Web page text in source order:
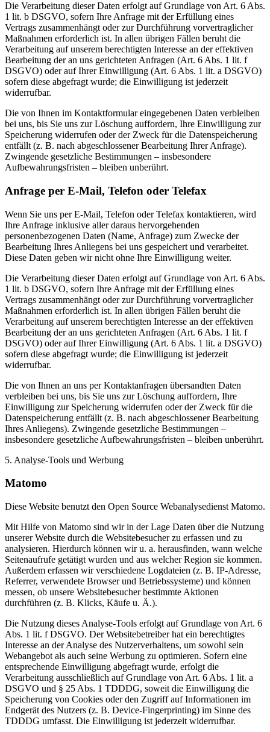
Die Verarbeitung dieser Daten erfolgt auf Grundlage von Art. 6 Abs.
1 lit. b DSGVO, sofern Ihre Anfrage mit der Erfüllung eines
Vertrags zusammenhängt oder zur Durchführung vorvertraglicher
Maßnahmen erforderlich ist. In allen übrigen Fällen beruht die
Verarbeitung auf unserem berechtigten Interesse an der effektiven
Bearbeitung der an uns gerichteten Anfragen (Art. 6 Abs. 1 lit. f
DSGVO) oder auf Ihrer Einwilligung (Art. 6 Abs. 1 lit. a DSGVO)
sofern diese abgefragt wurde; die Einwilligung ist jederzeit
widerrufbar.
Die von Ihnen im Kontaktformular eingegebenen Daten verbleiben
bei uns, bis Sie uns zur Löschung auffordern, Ihre Einwilligung zur
Speicherung widerrufen oder der Zweck für die Datenspeicherung
entfällt (z. B. nach abgeschlossener Bearbeitung Ihrer Anfrage).
Zwingende gesetzliche Bestimmungen – insbesondere
Aufbewahrungsfristen – bleiben unberührt.
Anfrage per E-Mail, Telefon oder Telefax
Wenn Sie uns per E-Mail, Telefon oder Telefax kontaktieren, wird
Ihre Anfrage inklusive aller daraus hervorgehenden
personenbezogenen Daten (Name, Anfrage) zum Zwecke der
Bearbeitung Ihres Anliegens bei uns gespeichert und verarbeitet.
Diese Daten geben wir nicht ohne Ihre Einwilligung weiter.
Die Verarbeitung dieser Daten erfolgt auf Grundlage von Art. 6 Abs.
1 lit. b DSGVO, sofern Ihre Anfrage mit der Erfüllung eines
Vertrags zusammenhängt oder zur Durchführung vorvertraglicher
Maßnahmen erforderlich ist. In allen übrigen Fällen beruht die
Verarbeitung auf unserem berechtigten Interesse an der effektiven
Bearbeitung der an uns gerichteten Anfragen (Art. 6 Abs. 1 lit. f
DSGVO) oder auf Ihrer Einwilligung (Art. 6 Abs. 1 lit. a DSGVO)
sofern diese abgefragt wurde; die Einwilligung ist jederzeit
widerrufbar.
Die von Ihnen an uns per Kontaktanfragen übersandten Daten
verbleiben bei uns, bis Sie uns zur Löschung auffordern, Ihre
Einwilligung zur Speicherung widerrufen oder der Zweck für die
Datenspeicherung entfällt (z. B. nach abgeschlossener Bearbeitung
Ihres Anliegens). Zwingende gesetzliche Bestimmungen –
insbesondere gesetzliche Aufbewahrungsfristen – bleiben unberührt.
5. Analyse-Tools und Werbung
Matomo
Diese Website benutzt den Open Source Webanalysedienst Matomo.
Mit Hilfe von Matomo sind wir in der Lage Daten über die Nutzung
unserer Website durch die Websitebesucher zu erfassen und zu
analysieren. Hierdurch können wir u. a. herausfinden, wann welche
Seitenaufrufe getätigt wurden und aus welcher Region sie kommen.
Außerdem erfassen wir verschiedene Logdateien (z. B. IP-Adresse,
Referrer, verwendete Browser und Betriebssysteme) und können
messen, ob unsere Websitebesucher bestimmte Aktionen
durchführen (z. B. Klicks, Käufe u. Ä.).
Die Nutzung dieses Analyse-Tools erfolgt auf Grundlage von Art. 6
Abs. 1 lit. f DSGVO. Der Websitebetreiber hat ein berechtigtes
Interesse an der Analyse des Nutzerverhaltens, um sowohl sein
Webangebot als auch seine Werbung zu optimieren. Sofern eine
entsprechende Einwilligung abgefragt wurde, erfolgt die
Verarbeitung ausschließlich auf Grundlage von Art. 6 Abs. 1 lit. a
DSGVO und § 25 Abs. 1 TDDDG, soweit die Einwilligung die
Speicherung von Cookies oder den Zugriff auf Informationen im
Endgerät des Nutzers (z. B. Device-Fingerprinting) im Sinne des
TDDDG umfasst. Die Einwilligung ist jederzeit widerrufbar.